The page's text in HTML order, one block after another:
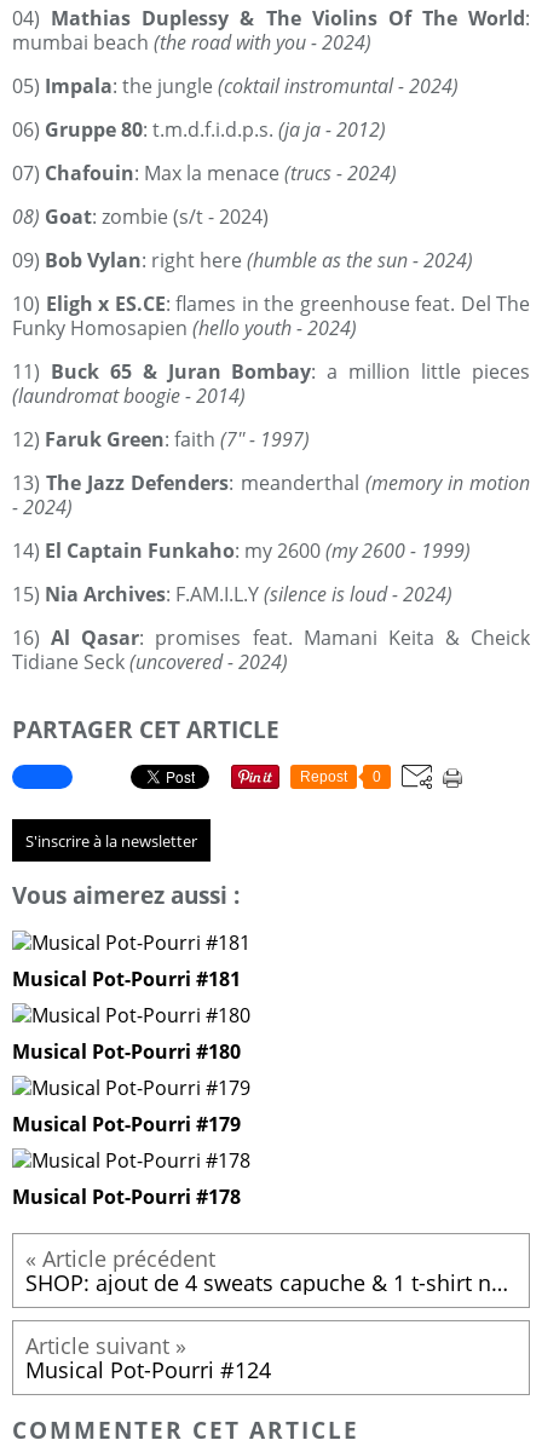
04) Mathias Duplessy & The Violins Of The World:
mumbai beach (the road with you - 2024)
05) Impala: the jungle (coktail instromuntal - 2024)
06) Gruppe 80: t.m.d.f.i.d.p.s. (ja ja - 2012)
07) Chafouin: Max la menace (trucs - 2024)
08) Goat: zombie (s/t - 2024)
09) Bob Vylan: right here (humble as the sun - 2024)
10) Eligh x ES.CE: flames in the greenhouse feat. Del The
Funky Homosapien (hello youth - 2024)
11) Buck 65 & Juran Bombay: a million little pieces
(laundromat boogie - 2014)
12) Faruk Green: faith (7'' - 1997)
13) The Jazz Defenders: meanderthal (memory in motion
- 2024)
14) El Captain Funkaho: my 2600(my 2600 - 1999)
15) Nia Archives: F.AM.I.L.Y(silence is loud - 2024)
16)Al Qasar: promises feat. Mamani Keita & Cheick
Tidiane Seck(uncovered - 2024)
PARTAGER CET ARTICLE
Repost 0
S'inscrire à la newsletter
Vous aimerez aussi :
Musical Pot-Pourri #181
Musical Pot-Pourri #180
Musical Pot-Pourri #179
Musical Pot-Pourri #178
SHOP: ajout de 4 sweats capuche & 1 t-shirt noir
Musical Pot-Pourri #124
COMMENTER CET ARTICLE